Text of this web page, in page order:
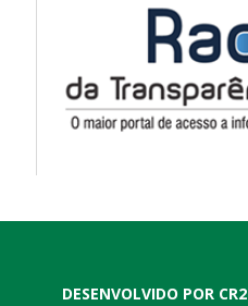
DESENVOLVIDO POR CR2